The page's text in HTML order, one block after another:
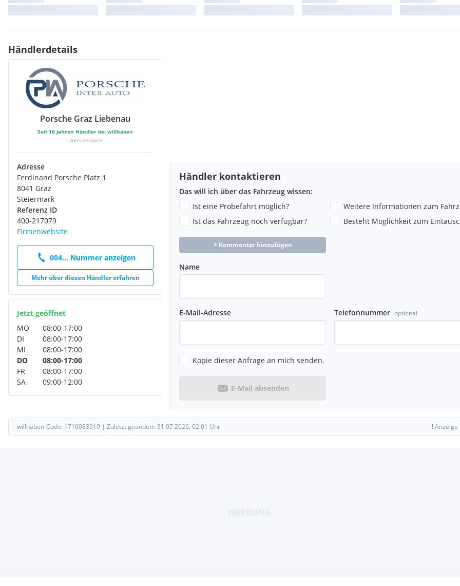
Händlerdetails
Porsche Graz Liebenau
Seit 16 Jahren Händler bei willhaben
Unternehmen
Adresse
Ferdinand Porsche Platz 1
8041 Graz
Steiermark
Referenz ID
400-217079
Firmenwebsite
004... Nummer anzeigen
Mehr über diesen Händler erfahren
Jetzt geöffnet
MO
08:00-17:00
DI
08:00-17:00
MI
08:00-17:00
DO
08:00-17:00
FR
08:00-17:00
SA
09:00-12:00
Händler kontaktieren
Das will ich über das Fahrzeug wissen:
Ist eine Probefahrt möglich?
Weitere Informationen zum
Ist das Fahrzeug noch verfügbar?
Besteht Möglichkeit zum
+ Kommentar hinzufügen
Name
E-Mail-Adresse Telefonnummer optional
Kopie dieser Anfrage an mich senden.
E-Mail absenden
willhaben-Code: 1716083919 | Zuletzt geändert: 31.07.2026, 02:01 Uhr !Anzeige